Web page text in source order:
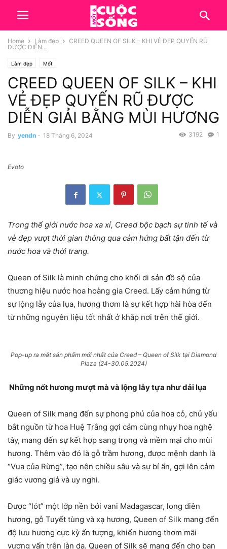
Home Làm đẹp
CREED QUEEN OF SILK – KHI VẺ ĐẸP QUYẾN RŨ
ĐƯỢC DIỄN...
Làm đẹp Mốt
CREED QUEEN OF SILK – KHI
VẺ ĐẸP QUYẾN RŨ ĐƯỢC
DIỄN GIẢI BẰNG MÙI HƯƠNG
By yendn - 18 Tháng 6, 2024 1
3192
Evoto
Trong thế giới nước hoa xa xỉ, Creed bộc bạch sự tinh tế và
vẻ đẹp vượt thời gian thông qua cảm hứng bất tận đến từ
nước hoa và thời trang.
Queen of Silk là minh chứng cho khối di sản đồ sộ của
thương hiệu nước hoa hoàng gia Creed. Lấy cảm hứng từ
sự lộng lẫy của lụa, hương thơm là sự kết hợp hài hòa đến
từ những nguyên liệu tốt nhất ở khắp nơi trên thế giới.
Pop-up ra mắt sản phẩm mới nhất của Creed – Queen of Silk tại Diamond
Plaza (24-30.05.2024)
Những nốt hương mượt mà và lộng lẫy tựa như dải lụa
Queen of Silk mang đến sự phong phú của hoa cỏ, chủ yếu
bắt nguồn từ hoa Huệ Trắng gợi cảm cùng nhụy hoa nghệ
tây, mang đến sự kết hợp sang trọng và mềm mại cho mùi
hương. Thêm vào đó là gỗ trầm hương, được mệnh danh là
“Vua của Rừng”, tạo nên chiều sâu và sự bí ẩn, gợi lên cảm
giác vương giả và uy nghi.
Được “lót” một lớp nền bởi vani Madagascar, long diên
hương, gỗ Tuyết tùng và xạ hương, Queen of Silk mang đến
độ lưu hương cực kỳ ấn tượng, khiến hương thơm mãi
vương vấn trên làn da. Queen of Silk sẽ mang đến cho bạn